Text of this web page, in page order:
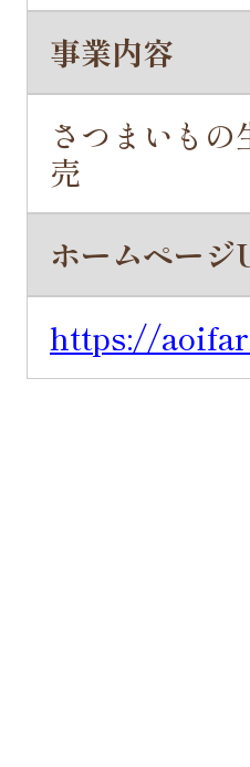
事業内容
さつまいもの
売
ホームペー
https://